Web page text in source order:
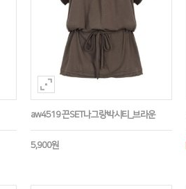
aw4519 끈SET나그랑박시티_브라운
5,900원